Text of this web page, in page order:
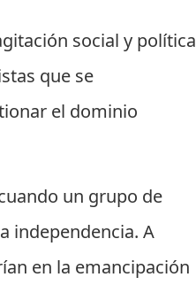
social y política
que se
el dominio
un grupo de
independencia. A
en la emancipación